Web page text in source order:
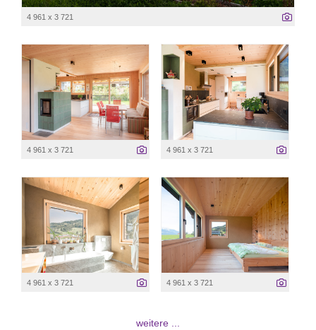
4 961 x 3 721
4 961 x 3 721 4 961 x 3 721
4 961 x 3 721 4 961 x 3 721
weitere ...